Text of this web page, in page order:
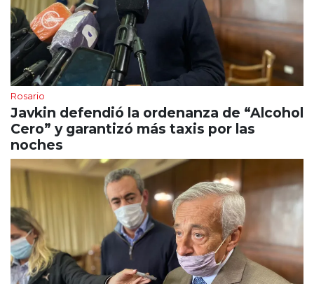
Rosario
Javkin defendió la ordenanza de “Alcohol
Cero” y garantizó más taxis por las
noches